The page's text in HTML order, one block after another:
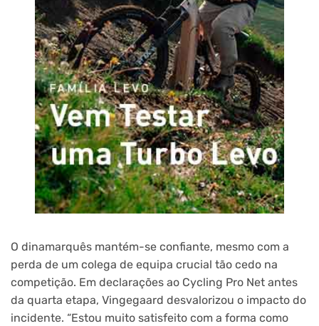
O dinamarquês mantém-se confiante, mesmo com a
perda de um colega de equipa crucial tão cedo na
competição. Em declarações ao Cycling Pro Net antes
da quarta etapa, Vingegaard desvalorizou o impacto do
incidente. “Estou muito satisfeito com a forma como